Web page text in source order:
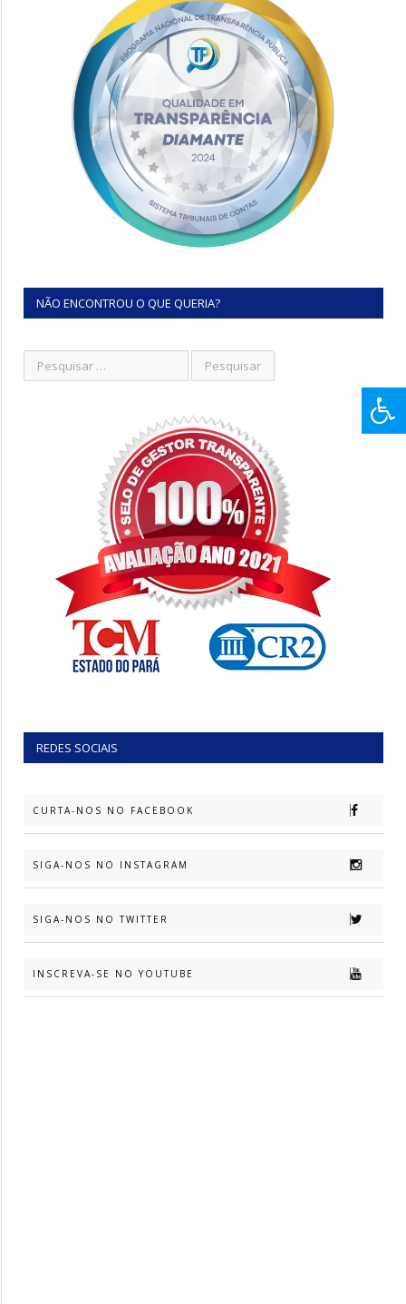
NÃO ENCONTROU O QUE QUERIA?
REDES SOCIAIS
CURTA-NOS NO FACEBOOK
SIGA-NOS NO INSTAGRAM
SIGA-NOS NO TWITTER
INSCREVA-SE NO YOUTUBE